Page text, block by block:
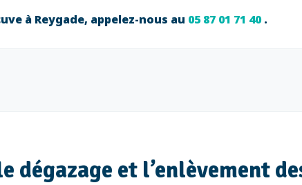
à Reygade, appelez-nous au 05 87 01 71 40.
et l’enlèvement